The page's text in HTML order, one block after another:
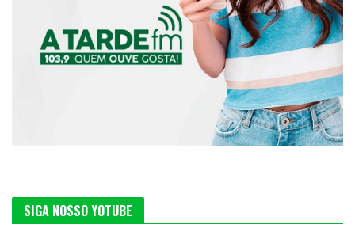
SIGA NOSSO YOTUBE